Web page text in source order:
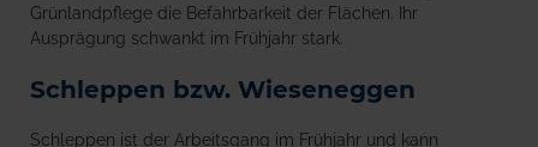
Grünlandpflege die Befahrbarkeit der Flächen. Ihr
Ausprägung schwankt im Frühjahr stark.
Schleppen bzw. Wieseneggen
Schleppen ist der Arbeitsgang im Frühjahr und kann